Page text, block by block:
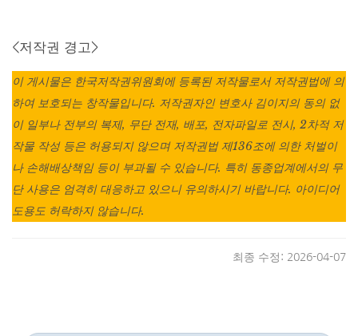
<저작권 경고>
이 게시물은 한국저작권위원회에 등록된 저작물로서 저작권법에 의
하여 보호되는 창작물입니다. 저작권자인 변호사 김이지의 동의 없
이 일부나 전부의 복제, 무단 전재, 배포, 전자파일로 전시, 2차적 저
작물 작성 등은 허용되지 않으며 저작권법 제136조에 의한 처벌이
나 손해배상책임 등이 부과될 수 있습니다. 특히 동종업계에서의 무
단 사용은 엄격히 대응하고 있으니 유의하시기 바랍니다. 아이디어
도용도 허락하지 않습니다.
최종 수정: 2026-04-07